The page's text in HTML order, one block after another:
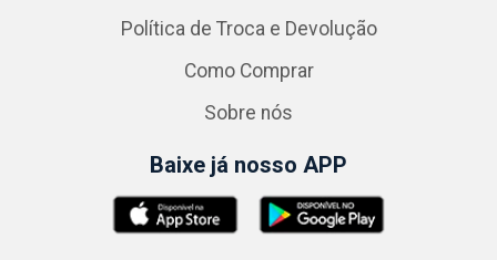
Política de Troca e Devolução
Como Comprar
Sobre nós
Baixe já nosso APP